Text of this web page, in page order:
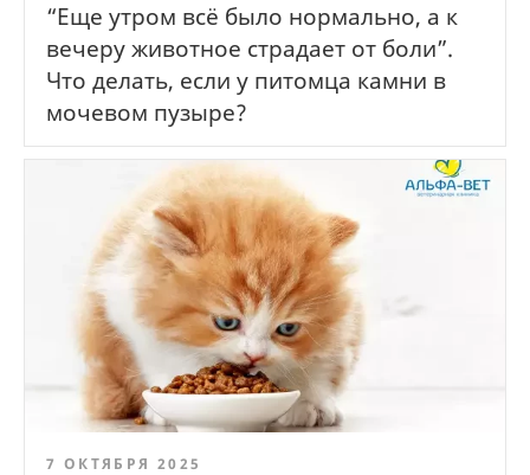
“Еще утром всё было нормально, а к
вечеру животное страдает от боли”.
Что делать, если у питомца камни в
мочевом пузыре?
7 ОКТЯБРЯ 2025